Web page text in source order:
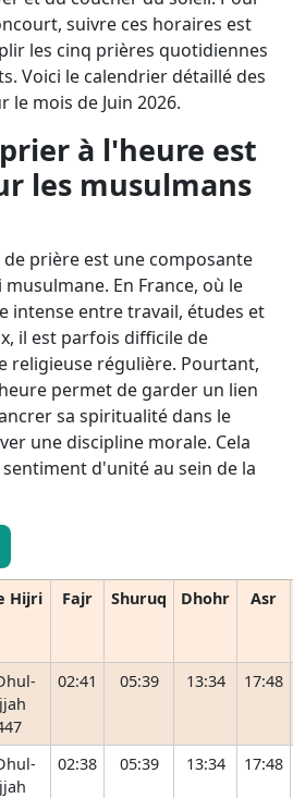
suivre ces horaires est
les cinq prières quotidiennes
Voici le calendrier détaillé des
mois de Juin 2026.
à l'heure est
les musulmans
prière est une composante
En France, où le
intense entre travail, études et
il est parfois difficile de
religieuse régulière. Pourtant,
permet de garder un lien
sa spiritualité dans le
une discipline morale. Cela
d'unité au sein de la
Hijri Fajr Shuruq Dhohr Asr
02:41 05:39 13:34 17:48
02:38 05:39 13:34 17:48